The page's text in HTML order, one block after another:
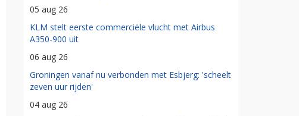
05 aug 26
KLM stelt eerste commerciële vlucht met Airbus
A350-900 uit
06 aug 26
Groningen vanaf nu verbonden met Esbjerg: 'scheelt
zeven uur rijden'
04 aug 26